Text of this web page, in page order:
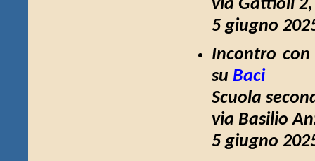
via Gattioli
5 giugno
Incontro
su Baci
Scuola
via Basilio
5 giugno